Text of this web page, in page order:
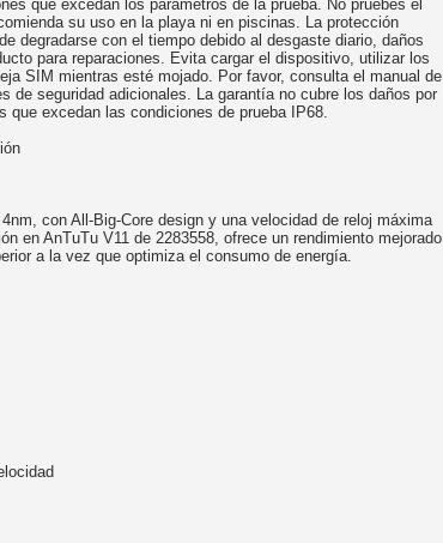
que excedan los parámetros de la prueba. No pruebes el
su uso en la playa ni en piscinas. La protección
degradarse con el tiempo debido al desgaste diario, daños
para reparaciones. Evita cargar el dispositivo, utilizar los
SIM mientras esté mojado. Por favor, consulta el manual de
de seguridad adicionales. La garantía no cubre los daños por
que excedan las condiciones de prueba IP68.
con All-Big-Core design y una velocidad de reloj máxima
en AnTuTu V11 de 2283558, ofrece un rendimiento mejorado
a la vez que optimiza el consumo de energía.